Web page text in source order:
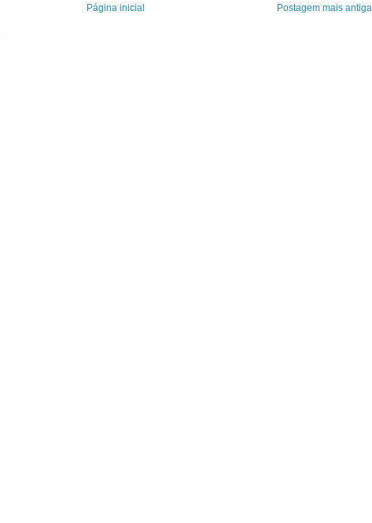
Postagem mais antiga
Página inicial